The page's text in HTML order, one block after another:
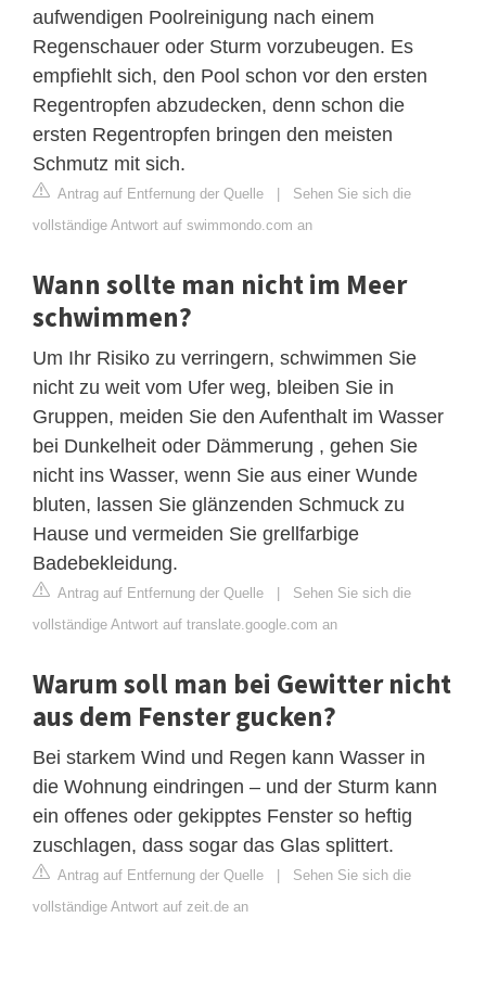
aufwendigen Poolreinigung nach einem
Regenschauer oder Sturm vorzubeugen. Es
empfiehlt sich, den Pool schon vor den ersten
Regentropfen abzudecken, denn schon die
ersten Regentropfen bringen den meisten
Schmutz mit sich.
Antrag auf Entfernung der Quelle | Sehen Sie sich die
vollständige Antwort auf swimmondo.com an
Wann sollte man nicht im Meer
schwimmen?
Um Ihr Risiko zu verringern, schwimmen Sie
nicht zu weit vom Ufer weg, bleiben Sie in
Gruppen, meiden Sie den Aufenthalt im Wasser
bei Dunkelheit oder Dämmerung , gehen Sie
nicht ins Wasser, wenn Sie aus einer Wunde
bluten, lassen Sie glänzenden Schmuck zu
Hause und vermeiden Sie grellfarbige
Badebekleidung.
Antrag auf Entfernung der Quelle | Sehen Sie sich die
vollständige Antwort auf translate.google.com an
Warum soll man bei Gewitter nicht
aus dem Fenster gucken?
Bei starkem Wind und Regen kann Wasser in
die Wohnung eindringen – und der Sturm kann
ein offenes oder gekipptes Fenster so heftig
zuschlagen, dass sogar das Glas splittert.
Antrag auf Entfernung der Quelle | Sehen Sie sich die
vollständige Antwort auf zeit.de an